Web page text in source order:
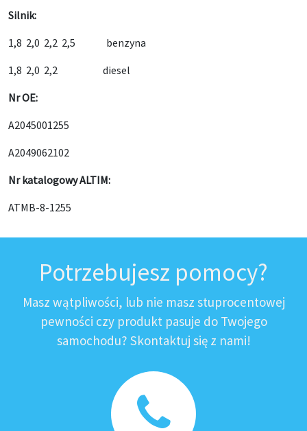
Silnik:
1,8 2,0 2,2 2,5 benzyna
1,8 2,0 2,2 diesel
Nr OE:
A2045001255
A2049062102
Nr katalogowy ALTIM:
ATMB-8-1255
Potrzebujesz pomocy?
Masz wątpliwości, lub nie masz stuprocentowej
pewności czy produkt pasuje do Twojego
samochodu? Skontaktuj się z nami!